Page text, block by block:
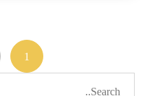
1